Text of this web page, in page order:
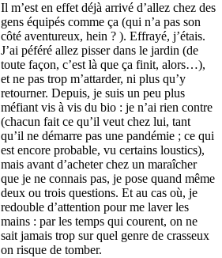
Il m’est en effet déjà arrivé d’allez chez des
gens équipés comme ça (qui n’a pas son
côté aventureux, hein ? ). Effrayé, j’étais.
J’ai péféré allez pisser dans le jardin (de
toute façon, c’est là que ça finit, alors…),
et ne pas trop m’attarder, ni plus qu’y
retourner. Depuis, je suis un peu plus
méfiant vis à vis du bio : je n’ai rien contre
(chacun fait ce qu’il veut chez lui, tant
qu’il ne démarre pas une pandémie ; ce qui
est encore probable, vu certains loustics),
mais avant d’acheter chez un maraîcher
que je ne connais pas, je pose quand même
deux ou trois questions. Et au cas où, je
redouble d’attention pour me laver les
mains : par les temps qui courent, on ne
sait jamais trop sur quel genre de crasseux
on risque de tomber.